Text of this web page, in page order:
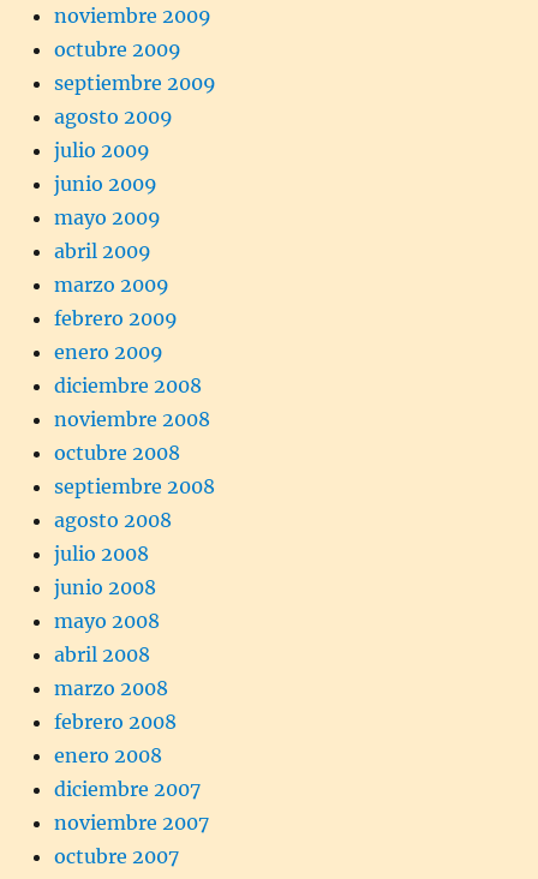
noviembre 2009
octubre 2009
septiembre 2009
agosto 2009
julio 2009
junio 2009
mayo 2009
abril 2009
marzo 2009
febrero 2009
enero 2009
diciembre 2008
noviembre 2008
octubre 2008
septiembre 2008
agosto 2008
julio 2008
junio 2008
mayo 2008
abril 2008
marzo 2008
febrero 2008
enero 2008
diciembre 2007
noviembre 2007
octubre 2007